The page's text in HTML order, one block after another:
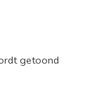
getoond